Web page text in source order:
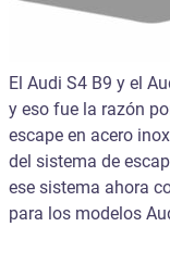
El Audi S4 B9 y el
y eso fue la razón
escape en acero
del sistema de
ese sistema ahora
para los modelos